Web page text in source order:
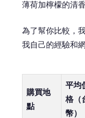
薄荷加檸檬的清香
為了幫你比較，
我自己的經驗和
購買地
點
平均
格（
幣）